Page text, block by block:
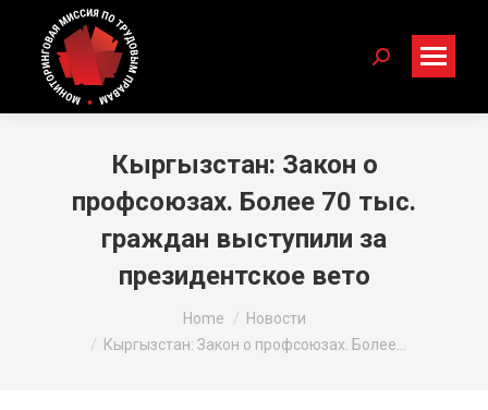
Search:
Кыргызстан: Закон о
профсоюзах. Более 70 тыс.
граждан выступили за
президентское вето
Home
Новости
Кыргызстан: Закон о профсоюзах. Более…